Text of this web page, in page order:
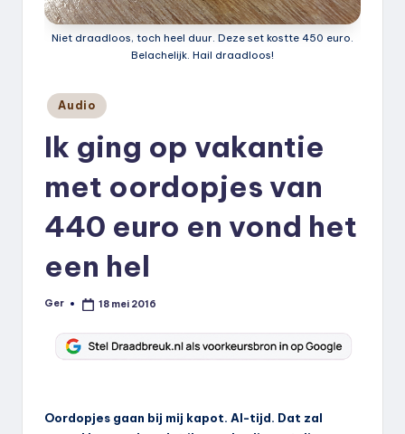
Niet draadloos, toch heel duur. Deze set kostte 450 euro.
Belachelijk. Hail draadloos!
Geplaatst
in
Audio
Ik ging op vakantie
met oordopjes van
440 euro en vond het
een hel
Geplaatst
Ger 18 mei 2016
Oordopjes gaan bij mij kapot. Al-tijd. Dat zal